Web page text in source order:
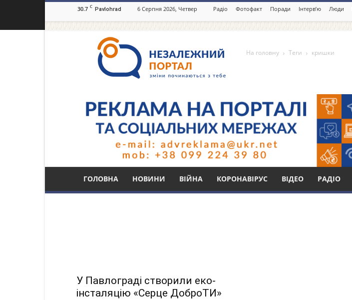
30.7 C Pavlohrad 6 Серпня 2026, Четвер Радіо Фотофакт Поради Інтерв’ю Люди
портал
Павлоград.dp.ua
ГОЛОВНА НОВИНИ ВІЙНА КОРОНАВІРУС ВІДЕО РАДІО
На головну Теги кришки
Тег: кришки
У Павлограді створили еко-
інсталяцію «Серце ДоброТИ»